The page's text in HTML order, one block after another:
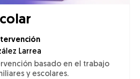
Larrea
basado en el trabajo
y escolares.